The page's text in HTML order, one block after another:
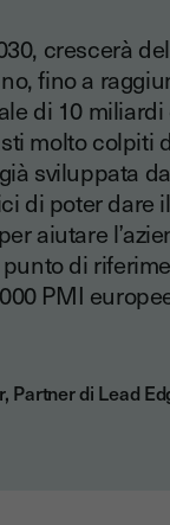
crescerà
fino a
di 10
molto colpiti
sviluppata
di poter dare
aiutare
di
PMI
Partner di Lead